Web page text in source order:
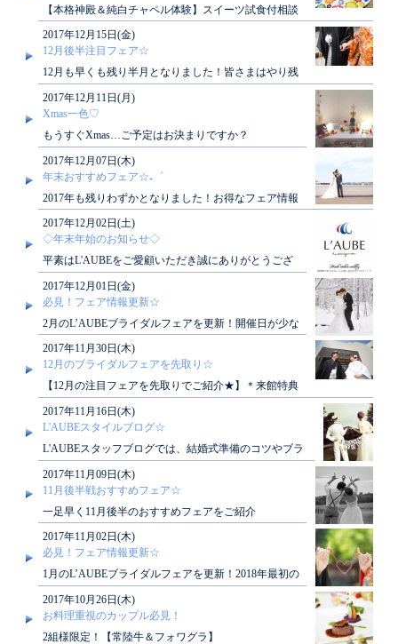
【本格神殿＆純白チャペル体験】スイーツ試食付相談
会日本古来より伝わる格調高くモダンな神殿やゲスト
との距離..
2017年12月15日(金)
12月後半注目フェア☆
12月も早くも残り半月となりました！皆さまはやり残
したことはございませんか(*^^)？L'AUBE（ロー..
2017年12月11日(月)
Xmas一色♡
もうすぐXmas…ご予定はお決まりですか？
(*^^)L'AUBE（ローブ）ブライダル予約サロンも只今
ディ..
2017年12月07日(木)
年末おすすめフェア☆₊゜
2017年も残りわずかとなりました！お得なフェア情報
も年内限られております(*_*)ぜひお見逃しのないよ..
2017年12月02日(土)
◇年末年始のお知らせ◇
平素はL'AUBEをご愛顧いただき誠にありがとうござ
います。年末年始休業期間につきまして、下記の通り
ご案..
2017年12月01日(金)
必見！フェア情報更新☆
2月のL’AUBEブライダルフェアを更新！開催日が少な
い限定フェアも…！？人気フェア情報が盛りだくさん
で..
2017年11月30日(木)
12月のブライダルフェアを先取り☆
【12月の注目フェアを先取りでご紹介★】＊来館特典
＆絶品デザート試食 ～結婚式の不安解消相
談会～..
2017年11月16日(木)
L'AUBEスタイルブログ☆
L'AUBEスタッフブログでは、結婚式準備のコツやブラ
イダルフェア情報などその他にもブライダル情報が満
載..
2017年11月09日(木)
11月後半戦おすすめフェア☆
一足早く11月後半のおすすめフェアをご紹介
♪11/26（日）3部制☆【1day限定】来館特典＆見積相談
会..
2017年11月02日(木)
必見！フェア情報更新☆
1月のL’AUBEブライダルフェアを更新！2018年最初の
フェア情報が盛りだくさんですのでお見逃しなく♪..
2017年10月26日(木)
お料理重視のカップル必見！
2組様限定！【常陸牛＆フォワグラ】